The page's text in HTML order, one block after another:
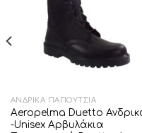
ΑΝΔΡΙΚΆ ΠΑΠΟΎΤΣΙΑ
Aeropelma Duetto
-Unisex Αρβυλάκια